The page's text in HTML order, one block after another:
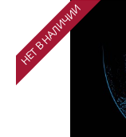
НЕТ В НАЛИЧИИ